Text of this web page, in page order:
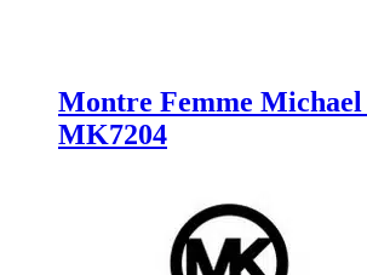
Montre Femme
MK7204